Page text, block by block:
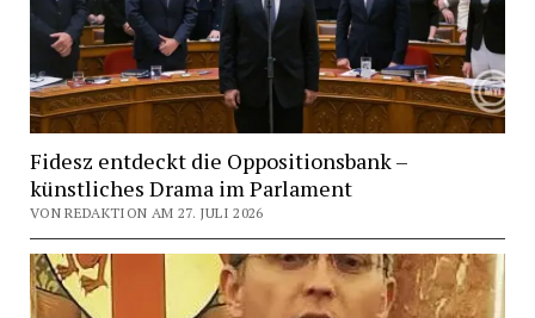
Fidesz entdeckt die Oppositionsbank –
künstliches Drama im Parlament
VON REDAKTION AM 27. JULI 2026